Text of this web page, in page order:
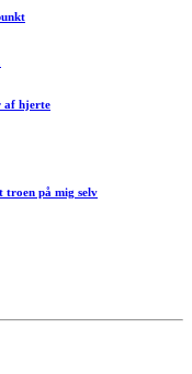
af hjerte
troen på mig selv